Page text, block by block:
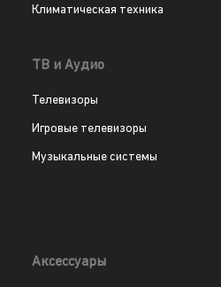
Климатическая техника
ТВ и Аудио
Телевизоры
Игровые телевизоры
Музыкальные системы
Аксессуары